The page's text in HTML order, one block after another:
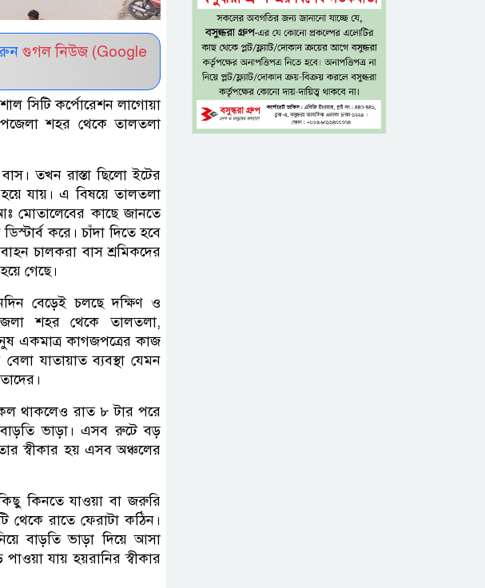
গুগল নিউজ (Google
সিটি কর্পোরেশন লাগোয়া
শহর থেকে তালতলা
তখন রাস্তা ছিলো ইটের
হয়ে যায়। এ বিষয়ে তালতলা
মোতালেবের কাছে জানতে
করে। চাঁদা দিতে হবে
চালকরা বাস শ্রমিকদের
গেছে।
বেড়েই চলছে দক্ষিণ ও
শহর থেকে তালতলা,
একমাত্র কাগজপত্রের কাজ
যাতায়াত ব্যবস্থা যেমন
থাকলেও রাত ৮ টার পরে
ভাড়া। এসব রুটে বড়
স্বীকার হয় এসব অঞ্চলের
কিনতে যাওয়া বা জরুরি
থেকে রাতে ফেরাটা কঠিন।
বাড়তি ভাড়া দিয়ে আসা
যায় হয়রানির স্বীকার
গুরুত্বপূর্ণ ব্যক্তিদের
নিয়ে ‘অপপ্রচারের’
নিন্দা পুলিশের,
গুজবে কান না দেওয়ার আহ্বান
শেখ হাসিনার দিল্লির